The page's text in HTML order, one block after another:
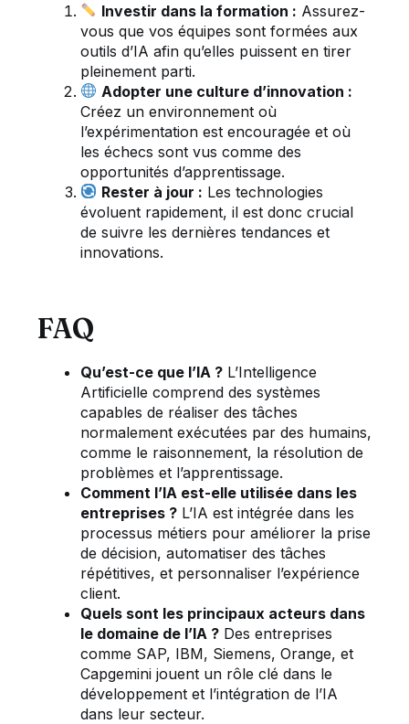
Investir dans la formation : Assurez-
vous que vos équipes sont formées aux
outils d’IA afin qu’elles puissent en tirer
pleinement parti.
Adopter une culture d’innovation :
Créez un environnement où
l’expérimentation est encouragée et où
les échecs sont vus comme des
opportunités d’apprentissage.
Rester à jour : Les technologies
évoluent rapidement, il est donc crucial
de suivre les dernières tendances et
innovations.
FAQ
Qu’est-ce que l’IA ? L’Intelligence
Artificielle comprend des systèmes
capables de réaliser des tâches
normalement exécutées par des humains,
comme le raisonnement, la résolution de
problèmes et l’apprentissage.
Comment l’IA est-elle utilisée dans les
entreprises ? L’IA est intégrée dans les
processus métiers pour améliorer la prise
de décision, automatiser des tâches
répétitives, et personnaliser l’expérience
client.
Quels sont les principaux acteurs dans
le domaine de l’IA ? Des entreprises
comme SAP, IBM, Siemens, Orange, et
Capgemini jouent un rôle clé dans le
développement et l’intégration de l’IA
dans leur secteur.